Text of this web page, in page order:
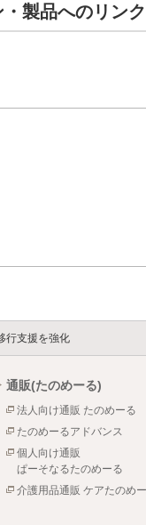
製品へのリンク
行支援を強化
通販(たのめーる)
法人向け通販 たのめーる
たのめーるアドバンス
個人向け通販
ぱーそなるたのめーる
介護用品通販 ケアたのめ